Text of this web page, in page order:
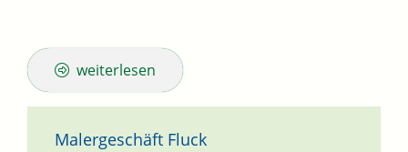
weiterlesen
Malergeschäft Fluck